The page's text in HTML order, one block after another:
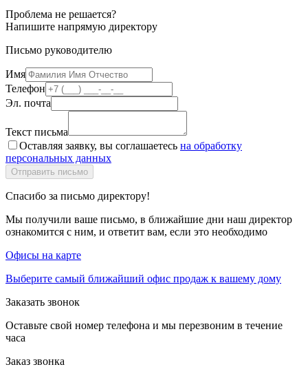
Проблема не решается?
Напишите напрямую директору
Письмо руководителю
Имя
Телефон
Эл. почта
Текст письма
Оставляя заявку, вы соглашаетесь на обработку
персональных данных
Спасибо за письмо директору!
Мы получили ваше письмо, в ближайшие дни наш директор
ознакомится с ним, и ответит вам, если это необходимо
Офисы на карте
Выберите самый ближайший офис продаж к вашему дому
Заказать звонок
Оставьте свой номер телефона и мы перезвоним в течение
часа
Заказ звонка